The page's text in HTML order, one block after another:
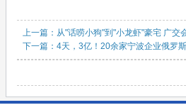
上一篇：从"话唠小狗"到"小龙虾"豪宅 广交
下一篇：4天，3亿！20余家宁波企业俄罗